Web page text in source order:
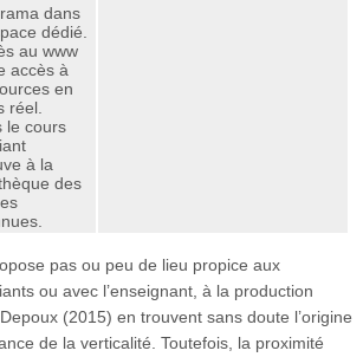
dans
dédié.
au www
accès à
en
réel.
le cours
à la
des
pas ou peu de lieu propice aux
ou avec l’enseignant, à la production
(2015) en trouvent sans doute l’origine
de la verticalité. Toutefois, la proximité